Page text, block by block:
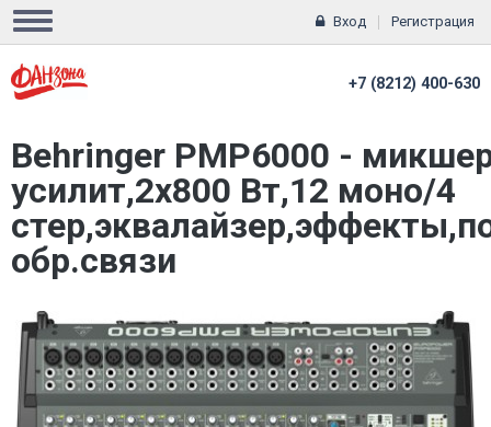
Вход Регистрация
+7 (8212) 400-630
Behringer PMP6000 -
усилит,2х800 Вт,12 моно/4
обр.связи